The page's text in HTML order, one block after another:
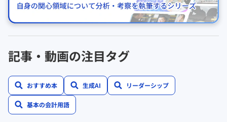
記事・動画の注目タグ
おすすめ本 生成AI リーダーシップ
基本の会計用語